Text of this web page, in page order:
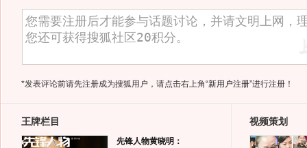
*发表评论前请先注册成为搜狐用户，请点击右上角“新用户注册”进行注册！
王牌栏目
先锋人物黄晓明：
视频策划